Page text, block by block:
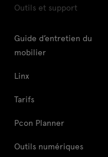
Outils et support
Guide d’entretien du
mobilier
Linx
Tarifs
Pcon Planner
Outils numériques